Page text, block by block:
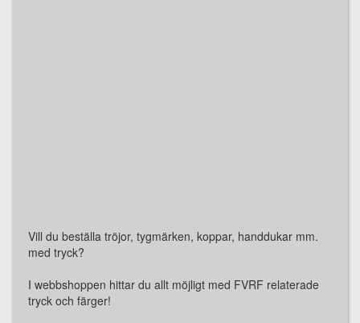
Vill du beställa tröjor, tygmärken, koppar, handdukar mm.
med tryck?
I webbshoppen hittar du allt möjligt med FVRF relaterade
tryck och färger!